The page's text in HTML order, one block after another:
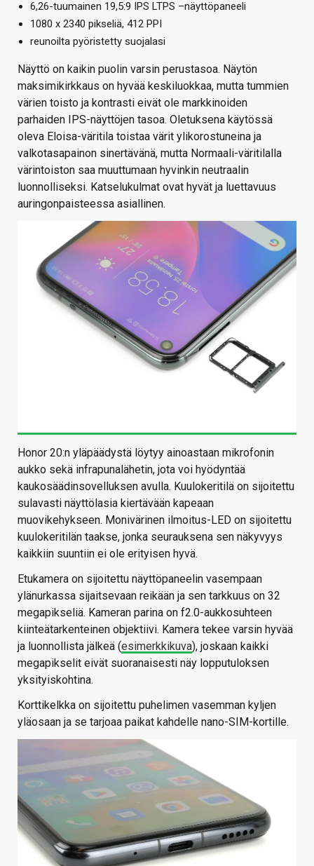
6,26-tuumainen 19,5:9 IPS LTPS –näyttöpaneeli
1080 x 2340 pikseliä, 412 PPI
reunoilta pyöristetty suojalasi
Näyttö on kaikin puolin varsin perustasoa. Näytön
maksimikirkkaus on hyvää keskiluokkaa, mutta tummien
värien toisto ja kontrasti eivät ole markkinoiden
parhaiden IPS-näyttöjen tasoa. Oletuksena käytössä
oleva Eloisa-väritila toistaa värit ylikorostuneina ja
valkotasapainon sinertävänä, mutta Normaali-väritilalla
värintoiston saa muuttumaan hyvinkin neutraalin
luonnolliseksi. Katselukulmat ovat hyvät ja luettavuus
auringonpaisteessa asiallinen.
Honor 20:n yläpäädystä löytyy ainoastaan mikrofonin
aukko sekä infrapunalähetin, jota voi hyödyntää
kaukosäädinsovelluksen avulla. Kuulokeritilä on sijoitettu
sulavasti näyttölasia kiertävään kapeaan
muovikehykseen. Monivärinen ilmoitus-LED on sijoitettu
kuulokeritilän taakse, jonka seurauksena sen näkyvyys
kaikkiin suuntiin ei ole erityisen hyvä.
Etukamera on sijoitettu näyttöpaneelin vasempaan
ylänurkassa sijaitsevaan reikään ja sen tarkkuus on 32
megapikseliä. Kameran parina on f2.0-aukkosuhteen
kiinteätarkenteinen objektiivi. Kamera tekee varsin hyvää
ja luonnollista jälkeä (esimerkkikuva), joskaan kaikki
megapikselit eivät suoranaisesti näy lopputuloksen
yksityiskohtina.
Korttikelkka on sijoitettu puhelimen vasemman kyljen
yläosaan ja se tarjoaa paikat kahdelle nano-SIM-kortille.